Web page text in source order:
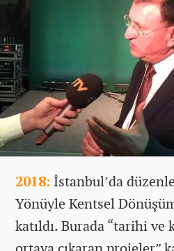
2018: İstanbul’da
Yönüyle Kentsel
katıldı. Burada “tarihi